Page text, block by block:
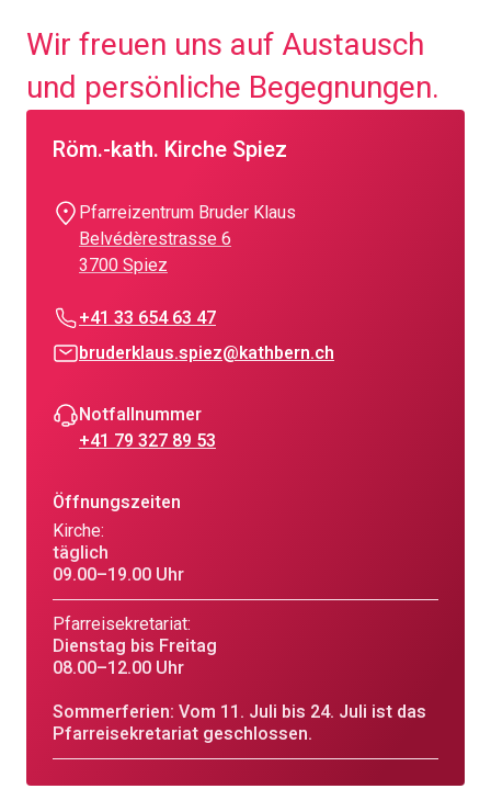
Wir freuen uns auf Austausch
und persönliche Begegnungen.
Röm.-kath. Kirche Spiez
Pfarreizentrum Bruder Klaus
Belvédèrestrasse 6
3700 Spiez
+41 33 654 63 47
bruderklaus.spiez@kathbern.ch
Notfallnummer
+41 79 327 89 53
Öffnungszeiten
Kirche:
täglich
09.00–19.00 Uhr
Pfarreisekretariat:
Dienstag bis Freitag
08.00–12.00 Uhr
Sommerferien: Vom 11. Juli bis 24. Juli ist das
Pfarreisekretariat geschlossen.